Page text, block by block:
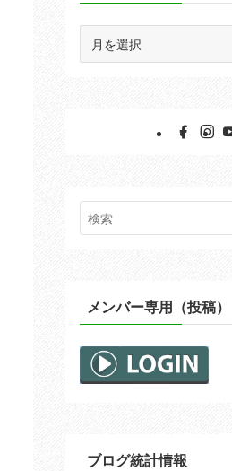
メンバー専用（投稿）
ブログ統計情報